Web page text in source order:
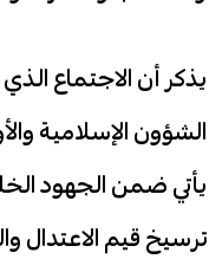
يذكر أن الاجتماع
الشؤون الإسلامية
يأتي ضمن الجهود
ترسيخ قيم الاعتدال